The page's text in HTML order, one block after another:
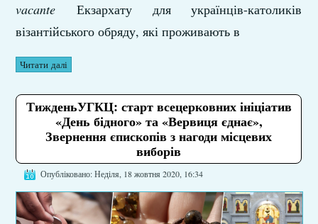
vacante Екзархату для українців-католиків
візантійського обряду, які проживають в
Читати далі
ТижденьУГКЦ: старт всецерковних ініціатив
«День бідного» та «Вервиця єднає»,
Звернення єпископів з нагоди місцевих
виборів
Опубліковано: Неділя, 18 жовтня 2020, 16:34